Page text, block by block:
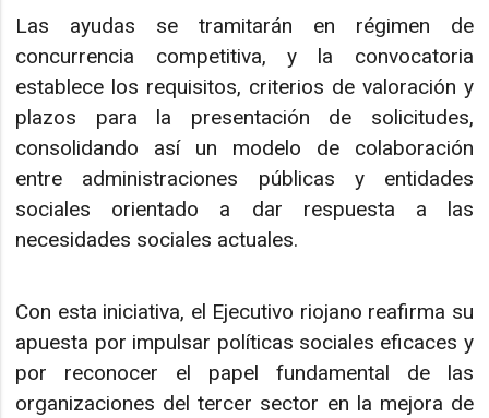
Las ayudas se tramitarán en régimen de
concurrencia competitiva, y la convocatoria
establece los requisitos, criterios de valoración y
plazos para la presentación de solicitudes,
consolidando así un modelo de colaboración
entre administraciones públicas y entidades
sociales orientado a dar respuesta a las
necesidades sociales actuales.
Con esta iniciativa, el Ejecutivo riojano reafirma su
apuesta por impulsar políticas sociales eficaces y
por reconocer el papel fundamental de las
organizaciones del tercer sector en la mejora de